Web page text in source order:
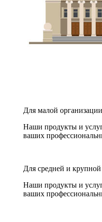
Для малой организации
Наши продукты и
ваших
Для средней и
Наши продукты и
ваших